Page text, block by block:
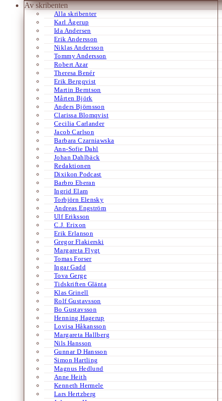
Av skribenten
Alla skribenter
Karl Ågerup
Ida Andersen
Erik Andersson
Niklas Andersson
Tommy Andersson
Robert Azar
Theresa Benér
Erik Bergqvist
Martin Berntson
Mårten Björk
Anders Björnsson
Clarissa Blomqvist
Cecilia Carlander
Jacob Carlson
Barbara Czarniawska
Ann-Sofie Dahl
Johan Dahlbäck
Redaktionen
Dixikon Podcast
Barbro Eberan
Ingrid Elam
Torbjörn Elensky
Andreas Engström
Ulf Eriksson
C.J. Erixon
Erik Erlanson
Gregor Flakierski
Margareta Flygt
Tomas Forser
Ingar Gadd
Tova Gerge
Tidskriften Glänta
Klas Grinell
Rolf Gustavsson
Bo Gustavsson
Henning Hagerup
Lovisa Håkansson
Margareta Hallberg
Nils Hansson
Gunnar D Hansson
Simon Hartling
Magnus Hedlund
Anne Heith
Kenneth Hermele
Lars Hertzberg